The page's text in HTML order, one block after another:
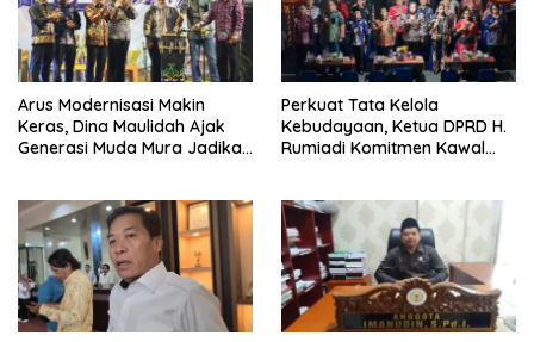
Arus Modernisasi Makin
Keras, Dina Maulidah Ajak
Generasi Muda Mura Jadikan
Perkuat Tata Kelola
Kebudayaan, Ketua DPRD H.
Rumiadi Komitmen Kawal